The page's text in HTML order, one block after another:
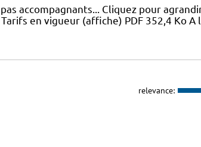
accompagnants... Cliquez pour
en vigueur (affiche) PDF 352,4 Ko A
relevance: